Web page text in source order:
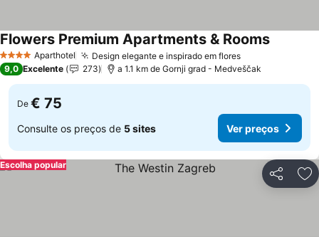
4 EstrelasAparthotel Design elegante e inspirado em flores
Flowers Premium Apartments & Rooms
9,0 Excelente 273 a 1.1 km de Gornji grad - Medveščak
De € 75
Consulte os preços de 5 sites Ver preços
Partilhar
Escolha popular